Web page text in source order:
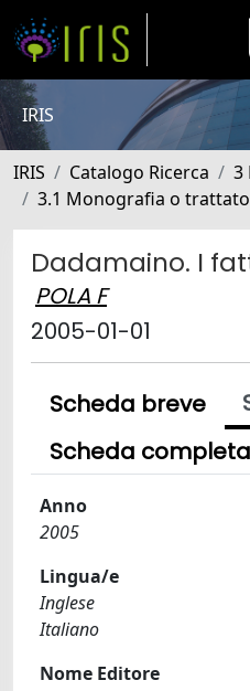
IRIS
IRIS Catalogo Ricerca
3
3.1 Monografia o
Dadamaino. I
POLA F
2005-01-01
Scheda breve
Scheda
Anno
2005
Lingua/e
Inglese
Italiano
Nome Editore